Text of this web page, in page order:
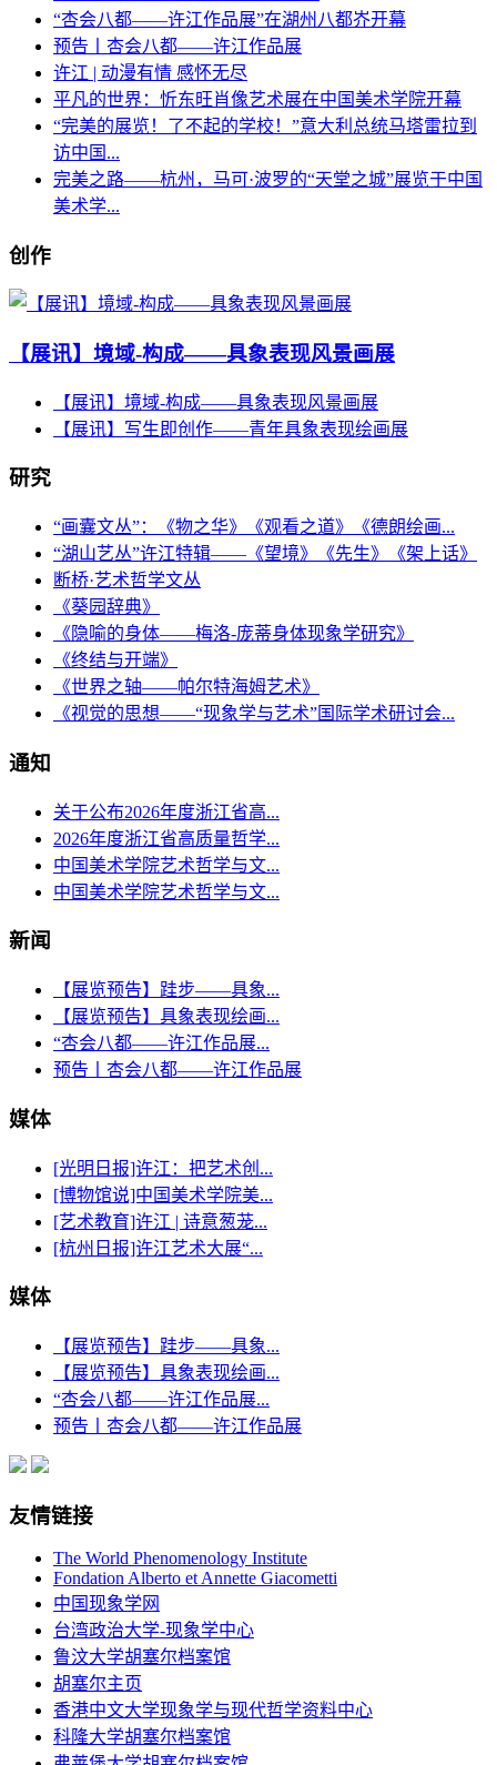
“杏会八都——许江作品展”在湖州八都岕开幕
预告丨杏会八都——许江作品展
许江 | 动漫有情 感怀无尽
平凡的世界：忻东旺肖像艺术展在中国美术学院开幕
“完美的展览！了不起的学校！”意大利总统马塔雷拉到
访中国...
完美之路——杭州，马可·波罗的“天堂之城”展览于中国
美术学...
创作
【展讯】境域-构成——具象表现风景画展
【展讯】境域-构成——具象表现风景画展
【展讯】​写生即创作——青年具象表现绘画展
研究
“画囊文丛”：《物之华》《观看之道》《德朗绘画...
“湖山艺丛”许江特辑——《望境》《先生》《架上话》
断桥·艺术哲学文丛
《葵园辞典》
《隐喻的身体——梅洛-庞蒂身体现象学研究》
《终结与开端》
《世界之轴——帕尔特海姆艺术》
《视觉的思想——“现象学与艺术”国际学术研讨会...
通知
关于公布2026年度浙江省高...
2026年度浙江省高质量哲学...
中国美术学院艺术哲学与文...
中国美术学院艺术哲学与文...
新闻
【展览预告】跬步——具象...
【展览预告】具象表现绘画...
“杏会八都——许江作品展...
预告丨杏会八都——许江作品展
媒体
[光明日报]许江：把艺术创...
[博物馆说]中国美术学院美...
[艺术教育]许江 | 诗意葱茏...
[杭州日报]许江艺术大展“...
媒体
【展览预告】跬步——具象...
【展览预告】具象表现绘画...
“杏会八都——许江作品展...
预告丨杏会八都——许江作品展
友情链接
The World Phenomenology Institute
Fondation Alberto et Annette Giacometti
中国现象学网
台湾政治大学-现象学中心
鲁汶大学胡塞尔档案馆
胡塞尔主页
香港中文大学现象学与现代哲学资料中心
科隆大学胡塞尔档案馆